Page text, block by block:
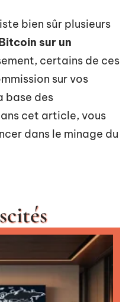
bien sûr plusieurs
sur un
certains de ces
sur vos
base des
cet article, vous
dans le minage du